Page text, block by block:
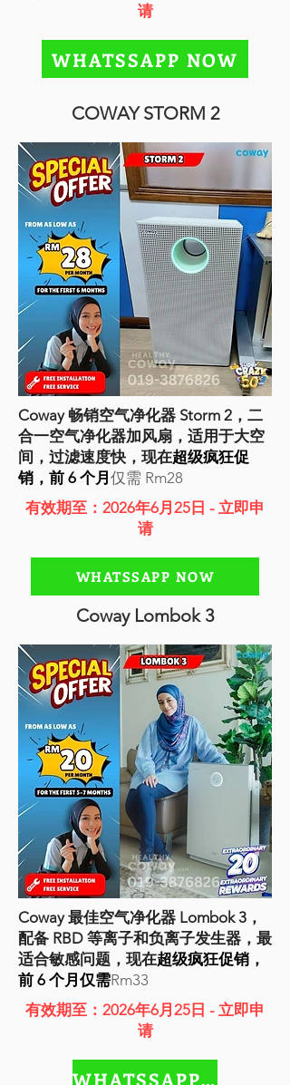
请
WHATSSAPP NOW
COWAY STORM 2
Coway 畅销空气净化器 Storm 2，二
合一空气净化器加风扇，适用于大空
间，过滤速度快，现在超级疯狂促
销，前 6 个月 仅需 Rm28
有效期至：2026年6月25日 - 立即申
请
WHATSSAPP NOW
Coway Lombok 3
Coway 最佳空气净化器 Lombok 3，
配备 RBD 等离子和负离子发生器，最
适合敏感问题，现在超级疯狂促销，
前 6 个月仅需Rm33
有效期至：2026年6月25日 - 立即申
请
WHATSSAPP NOW